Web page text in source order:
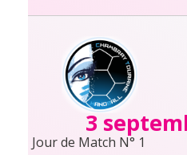
3
Jour de Match N° 1